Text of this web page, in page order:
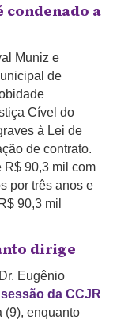
condenado a
Muniz e
de
Cível do
à Lei de
de contrato.
R$ 90,3 mil com
por três anos e
90,3 mil
dirige
Eugênio
sessão da CCJR
(9), enquanto